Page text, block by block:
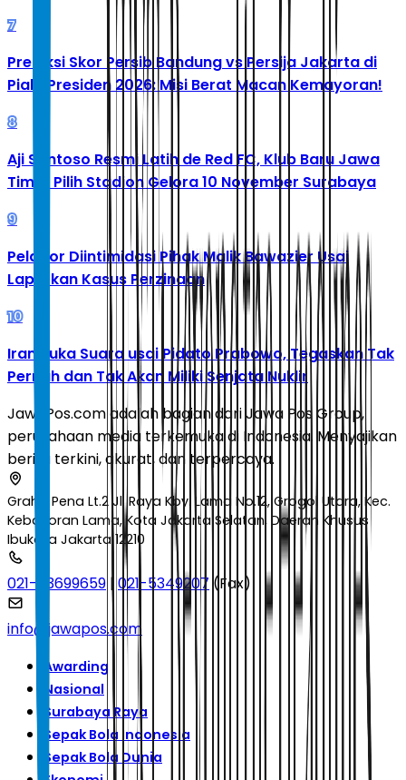
7
Prediksi Skor Persib Bandung vs Persija Jakarta di
Piala Presiden 2026: Misi Berat Macan Kemayoran!
8
Aji Santoso Resmi Latih de Red FC, Klub Baru Jawa
Timur Pilih Stadion Gelora 10 November Surabaya
9
Pelapor Diintimidasi Pihak Malik Bawazier Usai
Laporkan Kasus Perzinaan
10
Iran Buka Suara usai Pidato Prabowo, Tegaskan Tak
Pernah dan Tak Akan Miliki Senjata Nuklir
JawaPos.com adalah bagian dari Jawa Pos Group,
perusahaan media terkemuka di Indonesia. Menyajikan
berita terkini, akurat, dan terpercaya.
Graha Pena Lt.2 Jl. Raya Kby. Lama No.12, Grogol Utara, Kec.
Kebayoran Lama, Kota Jakarta Selatan, Daerah Khusus
Ibukota Jakarta 12210
021-53699659 | 021-5349207 (Fax)
info@jawapos.com
Awarding
Nasional
Surabaya Raya
Sepak Bola Indonesia
Sepak Bola Dunia